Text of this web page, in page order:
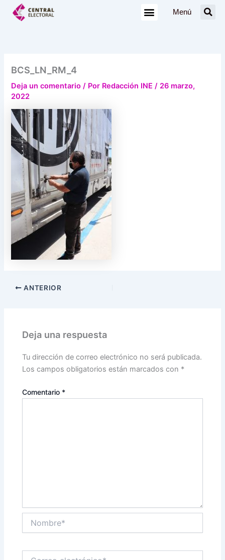
Menú
BCS_LN_RM_4
Deja un comentario / Por Redacción INE/ 26 marzo,
2022
ANTERIOR
Deja una respuesta
Tu dirección de correo electrónico no será publicada.
Los campos obligatorios están marcados con *
Comentario *